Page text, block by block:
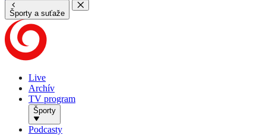
Športy a suťaže
Live
Archív
TV program
Športy
Podcasty